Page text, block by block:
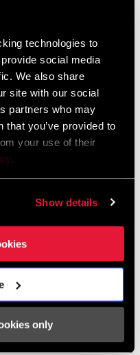
technologies to
social media
We also share
site with our social
partners who may
that you’ve provided to
your use of their
.
Show details
only
am gesamten Cockpit
Seite gezeigt werden, sind
Händler.